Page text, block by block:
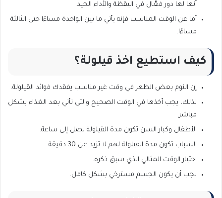
أنها لها دور فعَّال في اليقظة والأداء الجيد.
أما عن الوقت المناسب فإنه يأتي ما بين الواحدة مساءًا حتى الثالثة
مساءًا.
كيف استطيع اخذ قيلولة؟
إن النوم بعض الظهر في وقت غير مناسب يفقدك فوائد القيلولة.
لذلك، يجب أخذها في الوقت الصحيح والتي تأتي بعد الغذاء بشكل
مباشر.
الأطفال وكبار السن تكون مدة القيلولة تصل إلى ساعة.
الشباب تكون مدة القيلولة لهم لا تزيد عن 30 دقيقة.
اختيار الوقت المثالي الذي سبق ذكره.
يجب أن يكون الجسم مسترخي بشكل كامل.